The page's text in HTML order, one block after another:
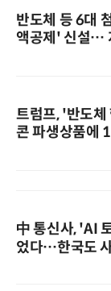
반도체 등 6대
액공제' 신설…
트럼프, '반도체
콘 파생상품에
中 통신사, 'AI
었다…한국도